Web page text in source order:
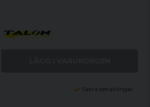
Säkra betalningar